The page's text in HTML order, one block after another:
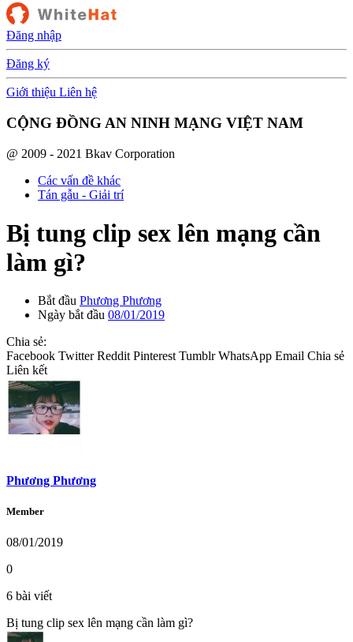
Đăng nhập
Đăng ký
Giới thiệu Liên hệ
CỘNG ĐỒNG AN NINH MẠNG VIỆT NAM
@ 2009 - 2021 Bkav Corporation
Các vấn đề khác
Tán gẫu - Giải trí
Bị tung clip sex lên mạng cần
làm gì?
Bắt đầu Phương Phương
Ngày bắt đầu 08/01/2019
Chia sẻ:
Facebook Twitter Reddit Pinterest Tumblr WhatsApp Email Chia sẻ
Liên kết
Phương Phương
Member
08/01/2019
0
6 bài viết
Bị tung clip sex lên mạng cần làm gì?